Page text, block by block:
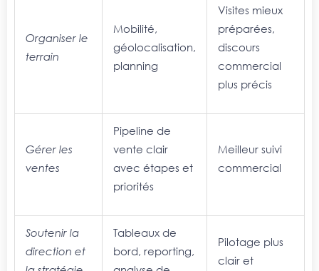
Organiser le
terrain
Mobilité,
géolocalisation,
planning
Visites mieux
préparées,
discours
commercial
plus précis
Gérer les
ventes
Pipeline de
vente clair
avec étapes et
priorités
Meilleur suivi
commercial
Soutenir la
direction et
Tableaux de
bord, reporting,
Pilotage plus
clair et